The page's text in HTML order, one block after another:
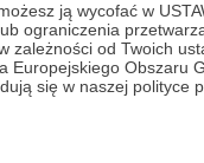
ją wycofać w
ograniczenia
zależności od Twoich
Europejskiego Obszaru
się w naszej polityce
Marek Niedźwiecki